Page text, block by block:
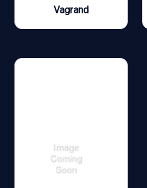
Vagrand